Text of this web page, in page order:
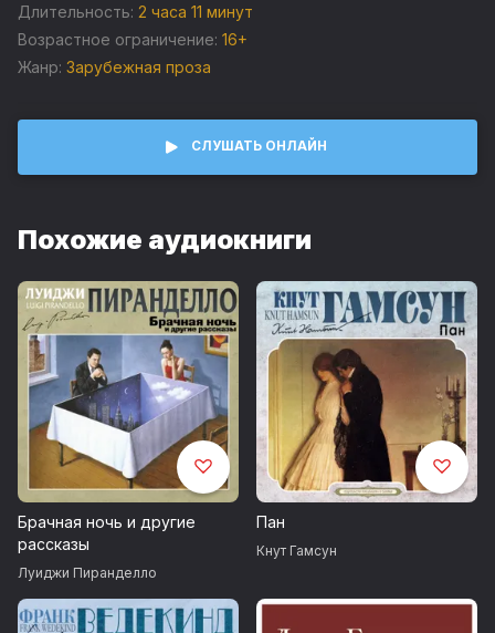
Heinrich Mann «Liliana und Paul»
©&℗ ИП Воробьев В.А.
©&℗ ИД СОЮЗ
Длительность: 2 часа 11 минут
Возрастное ограничение: 16+
Жанр: Зарубежная проза
СЛУШАТЬ ОНЛАЙН
Похожие аудиокниги
Брачная ночь и другие
рассказы
Луиджи Пиранделло
Пан
Кнут Гамсун